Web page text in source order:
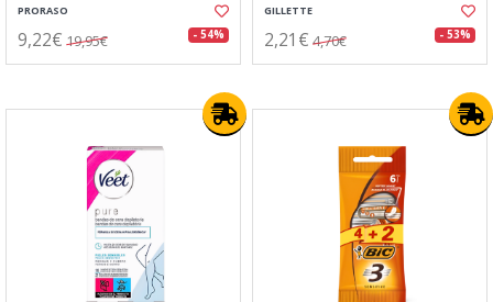
PRORASO
9,22€ 19,95€ - 54%
GILLETTE
2,21€ 4,70€ - 53%